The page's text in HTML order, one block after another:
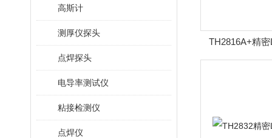
高斯计
测厚仪探头
点焊探头
电导率测试仪
粘接检测仪
点焊仪
TH2816A+精